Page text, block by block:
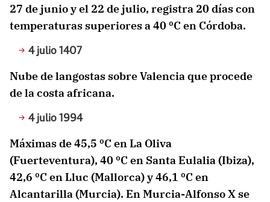
27 de junio y el 22 de julio, registra 20 días con
temperaturas superiores a 40 ºC en Córdoba.
4 julio 1407
Nube de langostas sobre Valencia que procede
de la costa africana.
4 julio 1994
Máximas de 45,5 ºC en La Oliva
(Fuerteventura), 40 ºC en Santa Eulalia (Ibiza),
42,6 ºC en Lluc (Mallorca) y 46,1 ºC en
Alcantarilla (Murcia). En Murcia-Alfonso X se